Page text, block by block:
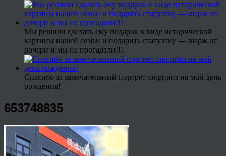
Мы решили сделать ему подарок в виде исторической
картины нашей семьи и подарить статуэтку — шарж от
дочери и мы не прогадали!!!
Спасибо за замечательный портрет-сюрприз на мой день
рождения!
653748835